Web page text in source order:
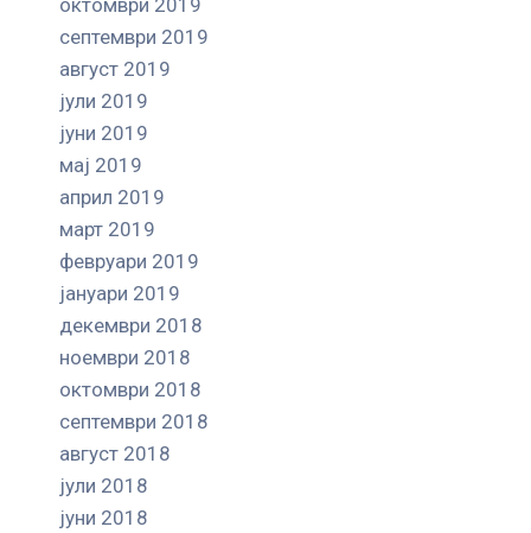
септември 2019
август 2019
јули 2019
јуни 2019
мај 2019
април 2019
март 2019
февруари 2019
јануари 2019
декември 2018
ноември 2018
октомври 2018
септември 2018
август 2018
јули 2018
јуни 2018